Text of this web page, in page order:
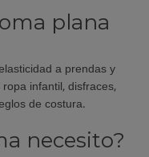
plana
a prendas y
infantil, disfraces,
de costura.
necesito?